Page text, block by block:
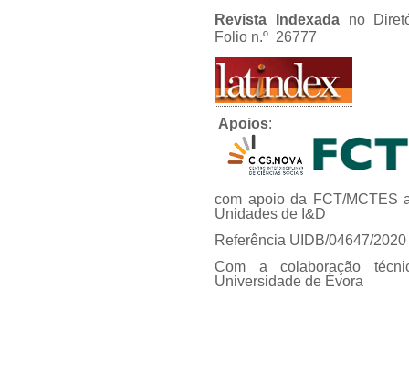
Revista Indexadano
Folio n.º 26777
Apoios:
com apoio da FCT/MCTES
Unidades de I&D
Referência UIDB/04647/2020
Com a colaboração
Universidade de Évora